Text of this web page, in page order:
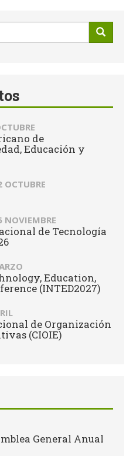
de
Educación y
OCTUBRE
NOVIEMBRE
de Tecnología
Education,
(INTED2027)
de Organización
(CIOIE)
General Anual